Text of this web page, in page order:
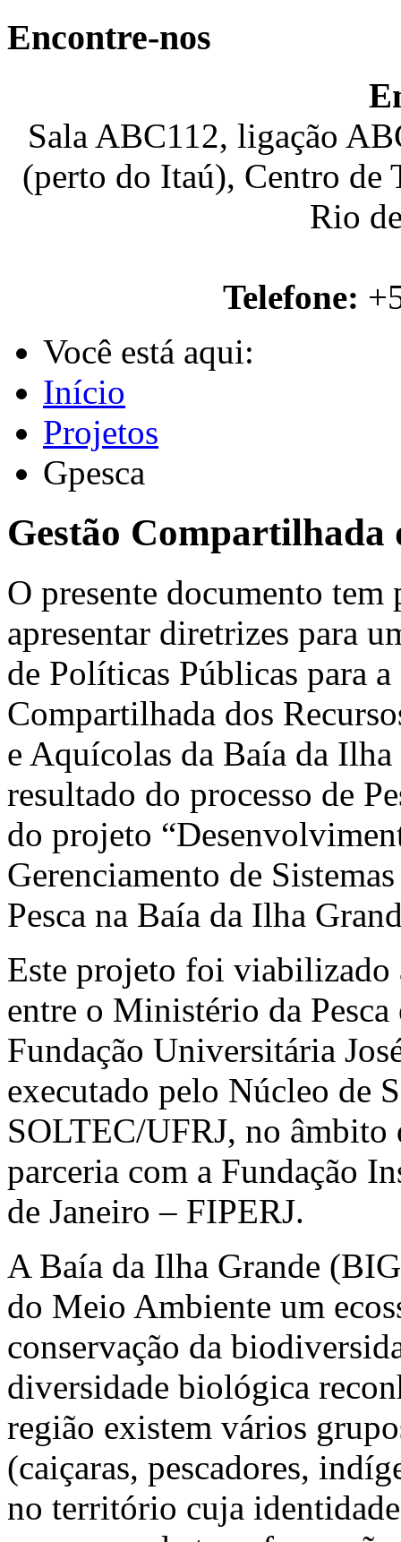
Encontre-nos
Sala ABC112, ligação
(perto do Itaú), Centro de
Rio
Telefone:
Você está aqui:
Início
Projetos
Gpesca
Gestão
O presente documento
apresentar diretrizes para
de Políticas Públicas para a
Compartilhada dos
e Aquícolas da Baía da Ilha
resultado do processo de
do projeto
Gerenciamento de
Pesca na Baía da Ilha
Este projeto foi
entre o Ministério da
Fundação Universitária
executado pelo Núcleo de
SOLTEC/UFRJ, no
parceria com a Fundação
de Janeiro – FIPERJ.
A Baía da Ilha Grande
do Meio Ambiente um
conservação da
diversidade biológica
região existem vários
(caiçaras, pescadores,
no território cuja